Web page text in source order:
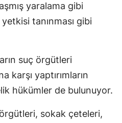
yaralama gibi
tanınması gibi
suç örgütleri
karşı yaptırımların
hükümler de bulunuyor.
sokak çeteleri,